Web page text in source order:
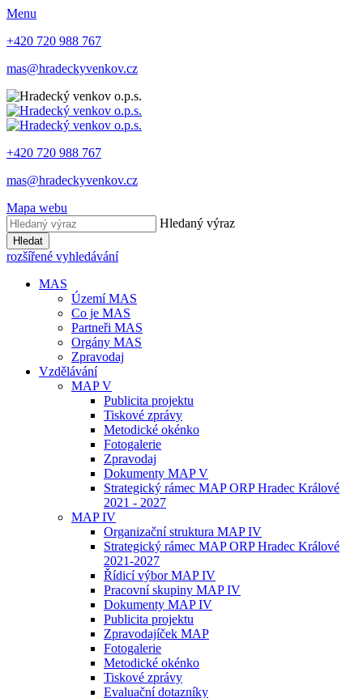
Menu
+420 720 988 767
mas@hradeckyvenkov.cz
+420 720 988 767
mas@hradeckyvenkov.cz
Mapa webu
Hledaný výraz
Hledat
rozšířené vyhledávání
MAS
Území MAS
Co je MAS
Partneři MAS
Orgány MAS
Zpravodaj
Vzdělávání
MAP V
Publicita projektu
Tiskové zprávy
Metodické okénko
Fotogalerie
Zpravodaj
Dokumenty MAP V
Strategický rámec MAP ORP Hradec Králové
2021 - 2027
MAP IV
Organizační struktura MAP IV
Strategický rámec MAP ORP Hradec Králové
2021-2027
Řídicí výbor MAP IV
Pracovní skupiny MAP IV
Dokumenty MAP IV
Publicita projektu
Zpravodajíček MAP
Fotogalerie
Metodické okénko
Tiskové zprávy
Evaluační dotazníky